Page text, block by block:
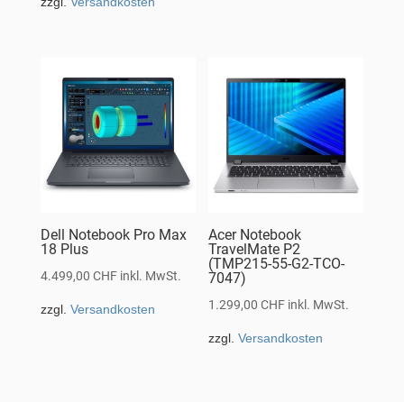
Dell Notebook Pro Max
18 Plus
4.499,00 CHF inkl. MwSt.
zzgl. Versandkosten
Acer Notebook
TravelMate P2
(TMP215-55-G2-TCO-
7047)
1.299,00CHF inkl. MwSt.
zzgl.Versandkosten